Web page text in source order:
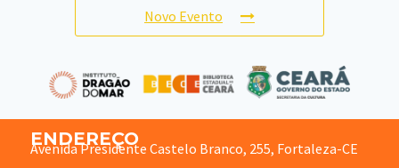
Novo Evento
ENDEREÇO
Avenida Presidente Castelo Branco, 255, Fortaleza-CE